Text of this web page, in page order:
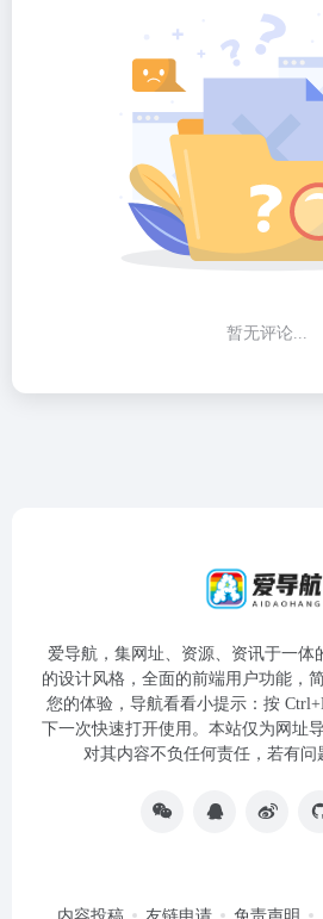
暂无评论...
爱导航，集网址、资源、资讯于一体
的设计风格，全面的前端用户功能，
您的体验，导航看看小提示：按
下一次快速打开使用。本站仅为网址
对其内容不负任何责任，若有问